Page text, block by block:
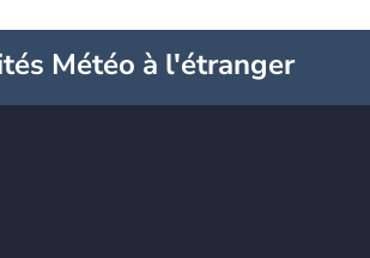
Météo à l'étranger